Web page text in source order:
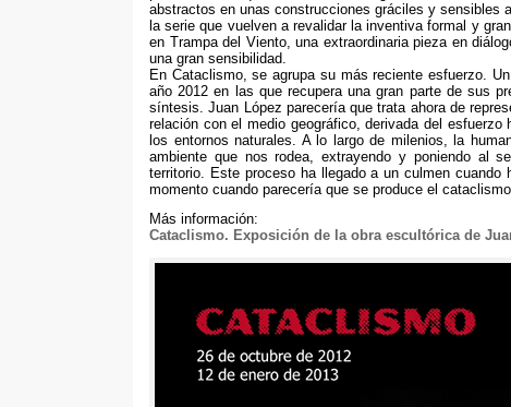
abstractos en unas construcciones gráciles y sensibles
la serie que vuelven a revalidar la inventiva formal y
en Trampa del Viento, una extraordinaria pieza en
una gran sensibilidad.
En Cataclismo, se agrupa su más reciente esfuerzo.
año 2012 en las que recupera una gran parte de sus
síntesis. Juan López parecería que trata ahora de
relación con el medio geográfico, derivada del
los entornos naturales. A lo largo de milenios, la
ambiente que nos rodea, extrayendo y poniendo al
territorio. Este proceso ha llegado a un culmen
momento cuando parecería que se produce el
Más información:
Cataclismo. Exposición de la obra escultórica de